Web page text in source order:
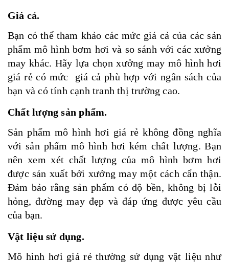
Giá cả.
Bạn có thể tham khảo các mức giá cả của các sản
phẩm mô hình bơm hơi và so sánh với các xưởng
may khác. Hãy lựa chọn xưởng may mô hình hơi
giá rẻ có mức giá cả phù hợp với ngân sách của
bạn và có tính cạnh tranh thị trường cao.
Chất lượng sản phẩm.
Sản phẩm mô hình hơi giá rẻ không đồng nghĩa
với sản phẩm mô hình hơi kém chất lượng. Bạn
nên xem xét chất lượng của mô hình bơm hơi
được sản xuất bởi xưởng may một cách cẩn thận.
Đảm bảo rằng sản phẩm có độ bền, không bị lỗi
hỏng, đường may đẹp và đáp ứng được yêu cầu
của bạn.
Vật liệu sử dụng.
Mô hình hơi giá rẻ thường sử dụng vật liệu như